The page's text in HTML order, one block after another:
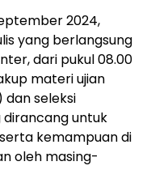
2024,
yang berlangsung
dari pukul 08.00
materi ujian
dan seleksi
dirancang untuk
kemampuan di
oleh masing-